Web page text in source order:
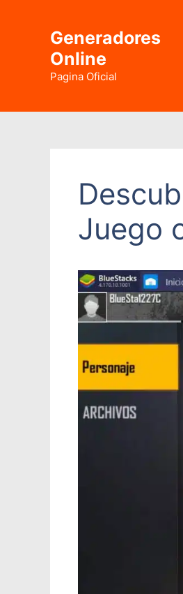
contenidoGeneradores
Online
Pagina Oficial
Juego